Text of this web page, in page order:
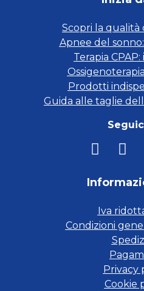
Scopri la qualità
Apnee del
Terapia
Prodotti
Guida alle taglie
Iva
Condizioni
Privacy
Cookie